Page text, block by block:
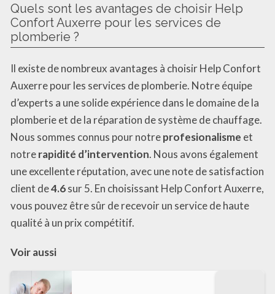
Quels sont les avantages de choisir Help
Confort Auxerre pour les services de
plomberie ?
Il existe de nombreux avantages à choisir Help Confort
Auxerre pour les services de plomberie. Notre équipe
d’experts a une solide expérience dans le domaine de la
plomberie et de la réparation de système de chauffage.
Nous sommes connus pour notreprofesionalisme et
notrerapidité d’intervention. Nous avons également
une excellente réputation, avec une note de satisfaction
client de4.6sur 5. En choisissant Help Confort Auxerre,
vous pouvez être sûr de recevoir un service de haute
qualité à un prix compétitif.
Voir aussi